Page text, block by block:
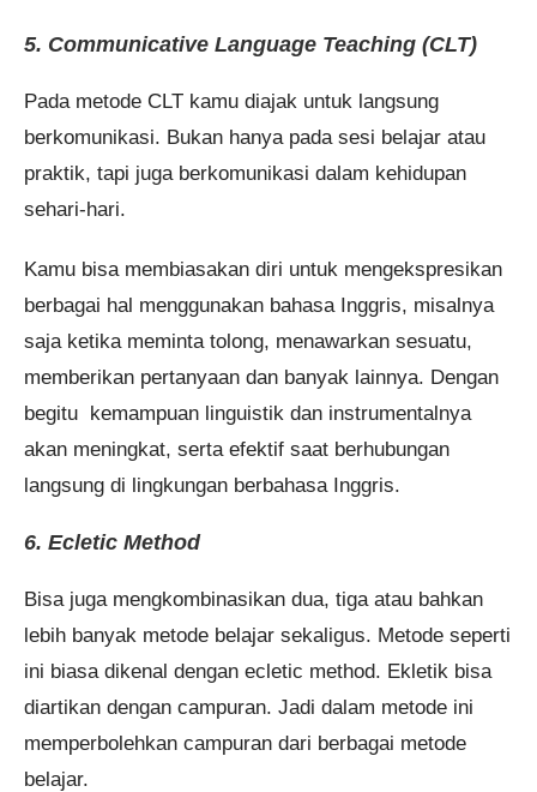
5. Communicative Language Teaching (CLT)
Pada metode CLT kamu diajak untuk langsung
berkomunikasi. Bukan hanya pada sesi belajar atau
praktik, tapi juga berkomunikasi dalam kehidupan
sehari-hari.
Kamu bisa membiasakan diri untuk mengekspresikan
berbagai hal menggunakan bahasa Inggris, misalnya
saja ketika meminta tolong, menawarkan sesuatu,
memberikan pertanyaan dan banyak lainnya. Dengan
begitu kemampuan linguistik dan instrumentalnya
akan meningkat, serta efektif saat berhubungan
langsung di lingkungan berbahasa Inggris.
6. Ecletic Method
Bisa juga mengkombinasikan dua, tiga atau bahkan
lebih banyak metode belajar sekaligus. Metode seperti
ini biasa dikenal dengan ecletic method. Ekletik bisa
diartikan dengan campuran. Jadi dalam metode ini
memperbolehkan campuran dari berbagai metode
belajar.